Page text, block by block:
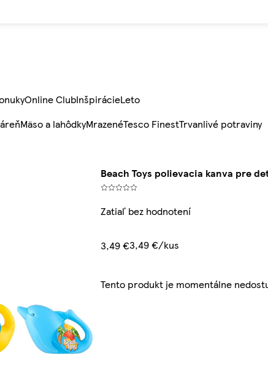
Online ClubInšpirácieLeto
Mäso a lahôdkyMrazenéTesco FinestTrvanlivé potraviny
Beach Toys polievacia kanva pre
Zatiaľ bez hodnotení
3,49 €3,49 €/kus
Tento produkt je momentálne